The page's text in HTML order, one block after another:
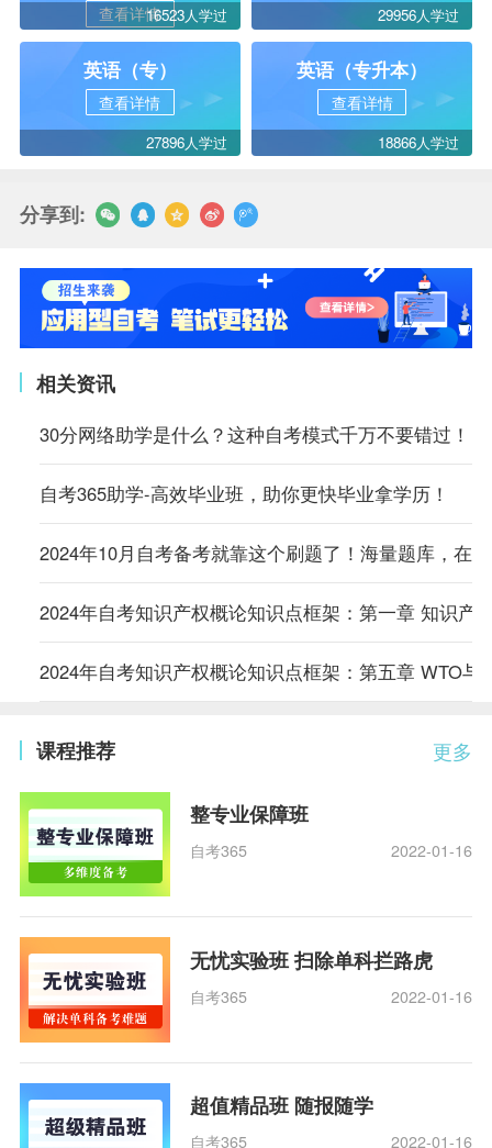
查看详情16523人学过 29956人学过
英语（专）
查看详情
27896人学过
英语（专升本）
查看详情
18866人学过
分享到:
相关资讯
30分网络助学是什么？这种自考模式千万不要错过！
自考365助学-高效毕业班，助你更快毕业拿学历！
2024年10月自考备考就靠这个刷题了！海量题库，在
2024年自考知识产权概论知识点框架：第一章 知识产
2024年自考知识产权概论知识点框架：第五章 WTO与
更多
课程推荐
整专业保障班
自考365 2022-01-16
无忧实验班 扫除单科拦路虎
自考365 2022-01-16
超值精品班 随报随学
自考365 2022-01-16